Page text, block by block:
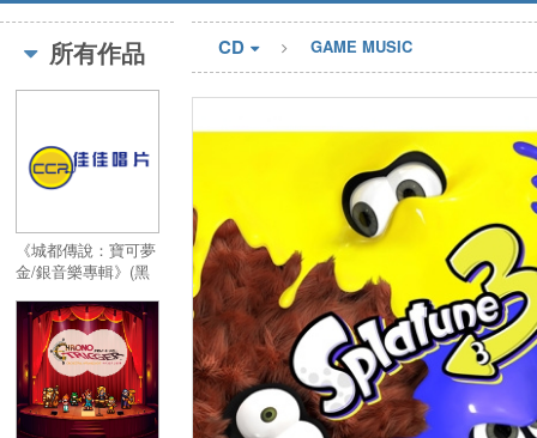
STRAY KIDS
盧廣仲 周杰伦
所有作品
《城都傳說：寶可夢
金/銀音樂專輯》(黑
Johto Legends
(Music From
Pokemon Gold &
Silver)
CD GAME MUSIC